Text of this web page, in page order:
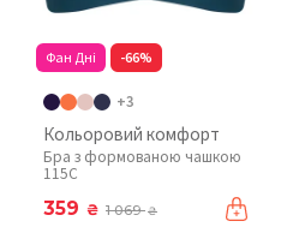
Фан Дні -66%
+3
Кольоровий комфорт
Бра з формованою чашкою
115C
359 ₴ 1 069₴